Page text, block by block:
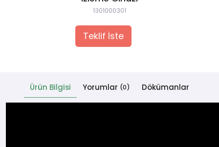
1301000301
Teklif İste
Ürün Bilgisi Yorumlar (0) Dökümanlar